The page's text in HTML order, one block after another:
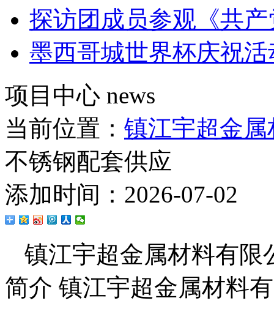
探访团成员参观《共
墨西哥城世界杯庆祝
项目中心 news
当前位置： 镇江宇超金
不锈钢配套供应
添加时间：2026-07-02
镇江宇超金属材料有限
简介 镇江宇超金属材料